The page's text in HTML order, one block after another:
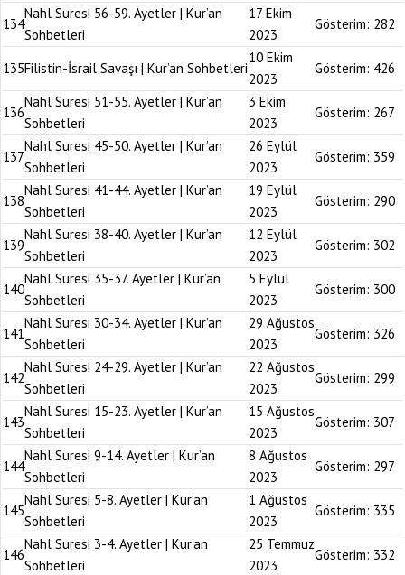
134
Nahl Suresi 56-59. Ayetler | Kur’an
Sohbetleri
17 Ekim
2023
Gösterim: 282
135Filistin-İsrail Savaşı | Kur’an Sohbetleri
10 Ekim
2023
Gösterim: 426
136
Nahl Suresi 51-55. Ayetler | Kur’an
Sohbetleri
3 Ekim
2023
Gösterim: 267
137
Nahl Suresi 45-50. Ayetler | Kur’an
Sohbetleri
26 Eylül
2023
Gösterim: 359
138
Nahl Suresi 41-44. Ayetler | Kur’an
Sohbetleri
19 Eylül
2023
Gösterim: 290
139
Nahl Suresi 38-40. Ayetler | Kur’an
Sohbetleri
12 Eylül
2023
Gösterim: 302
140
Nahl Suresi 35-37. Ayetler | Kur’an
Sohbetleri
5 Eylül
2023
Gösterim: 300
141
Nahl Suresi 30-34. Ayetler | Kur’an
Sohbetleri
29 Ağustos
2023
Gösterim: 326
142
Nahl Suresi 24-29. Ayetler | Kur’an
Sohbetleri
22 Ağustos
2023
Gösterim: 299
143
Nahl Suresi 15-23. Ayetler | Kur’an
Sohbetleri
15 Ağustos
2023
Gösterim: 307
144
Nahl Suresi 9-14. Ayetler | Kur’an
Sohbetleri
8 Ağustos
2023
Gösterim: 297
145
Nahl Suresi 5-8. Ayetler | Kur’an
Sohbetleri
1 Ağustos
2023
Gösterim: 335
146
Nahl Suresi 3-4. Ayetler | Kur’an
Sohbetleri
25 Temmuz
2023
Gösterim: 332